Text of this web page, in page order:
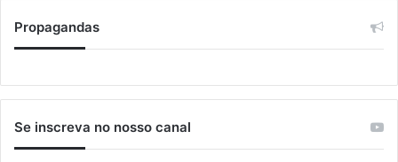
Propagandas
Se inscreva no nosso canal